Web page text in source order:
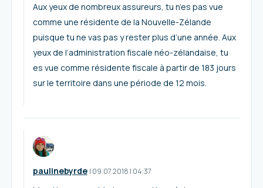
Aux yeux de nombreux assureurs, tu n’es pas vue
comme une résidente de la Nouvelle-Zélande
puisque tu ne vas pas y rester plus d’une année. Aux
yeux de l’administration fiscale néo-zélandaise, tu
es vue comme résidente fiscale à partir de 183 jours
sur le territoire dans une période de 12 mois.
paulinebyrde I 09.07.2018 | 04:37